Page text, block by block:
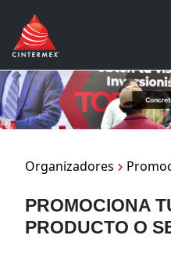
Organizadores
PROMOCIONA
PRODUCTO O